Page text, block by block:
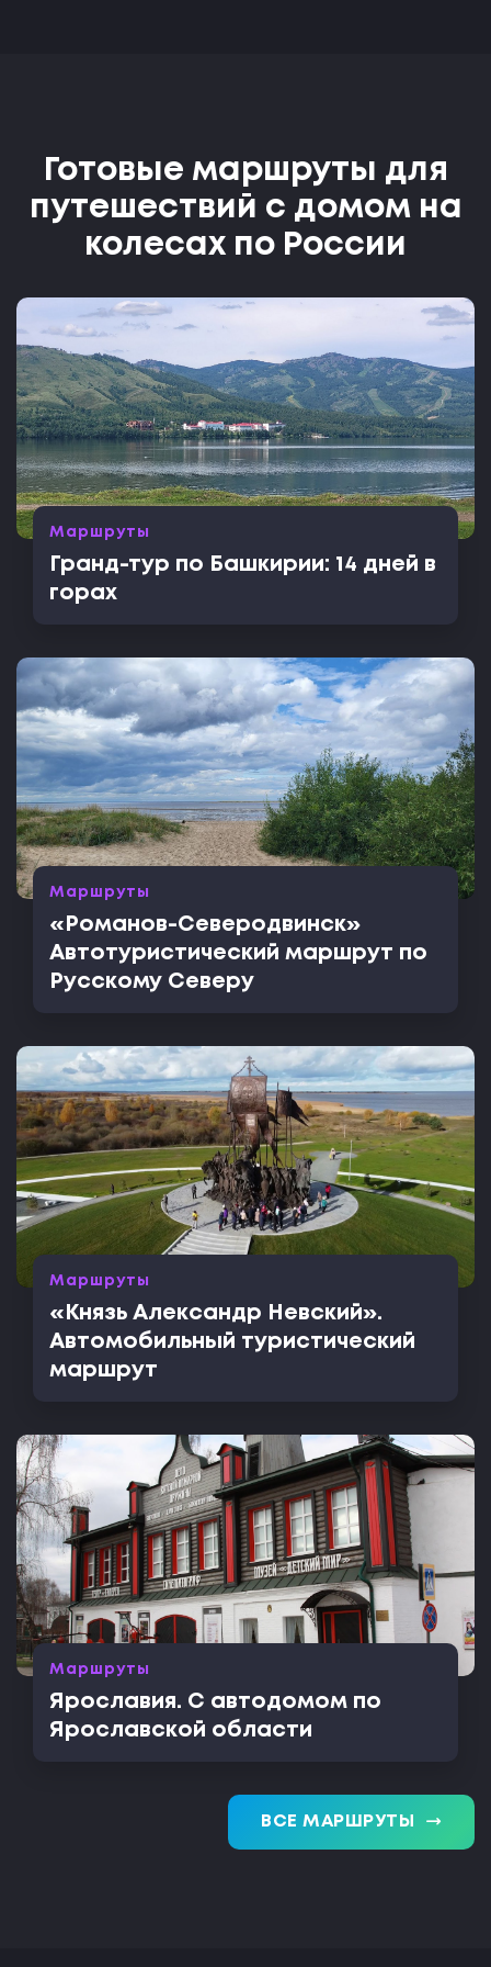
Готовые маршруты для
путешествий с домом на
колесах по России
Маршруты
Гранд-тур по Башкирии: 14 дней в
горах
Маршруты
«Романов-Северодвинск»
Автотуристический маршрут по
Русскому Северу
Маршруты
«Князь Александр Невский».
Автомобильный туристический
маршрут
Маршруты
Ярославия. С автодомом по
Ярославской области
ВСЕ МАРШРУТЫ trending_flat